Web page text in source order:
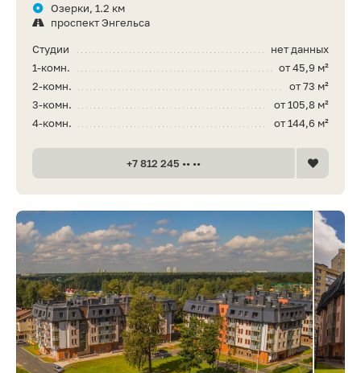
Озерки, 1.2 км
проспект Энгельса
нет данных
Студии
от 45,9 м²
1-комн.
от 73 м²
2-комн.
от 105,8 м²
3-комн.
от 144,6 м²
4-комн.
+7 812 245 •• ••